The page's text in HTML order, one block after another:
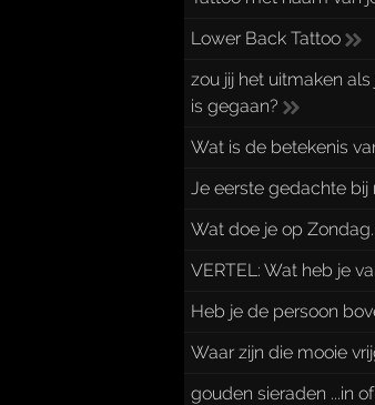
Lower Back Tattoo
zou jij het uitmaken
is gegaan?
Wat is de betekenis
Je eerste gedachte bij
Wat doe je op
VERTEL: Wat heb je
Heb je de persoon
Waar zijn die mooie
gouden sieraden ...in